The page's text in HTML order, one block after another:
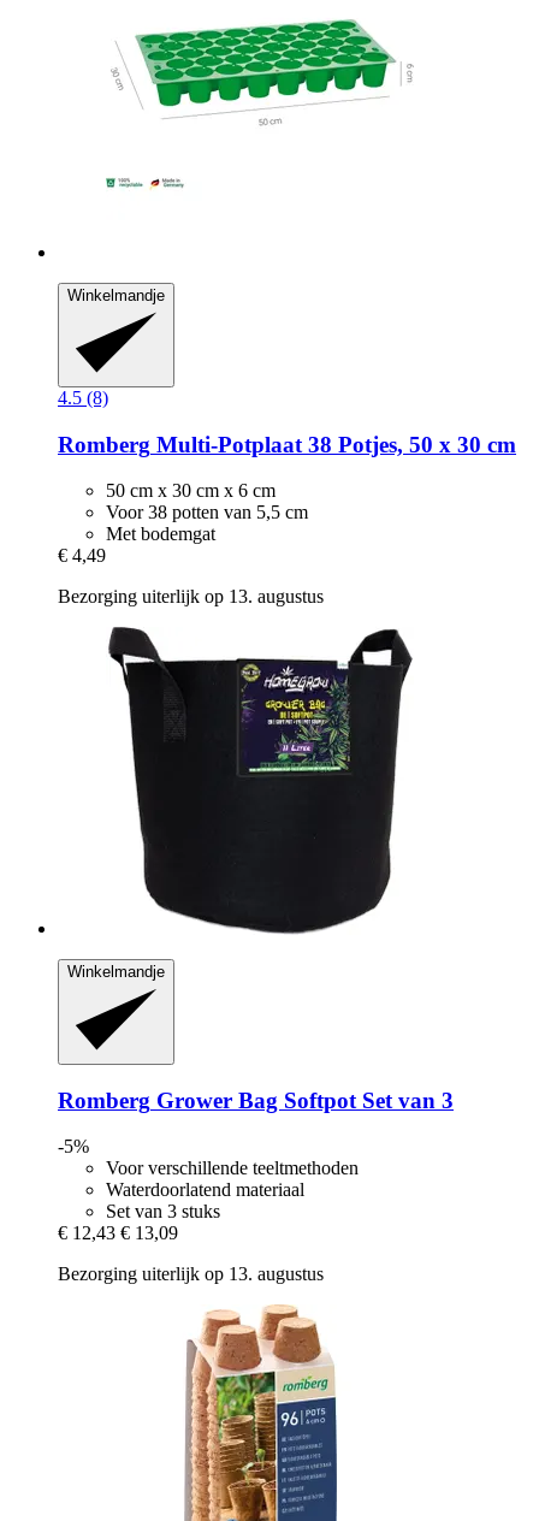
Winkelmandje
4.5 (8)
Romberg Multi-​Potplaat 38 Potjes, 50 x 30 cm
50 cm x 30 cm x 6 cm
Voor 38 potten van 5,5 cm
Met bodemgat
€ 4,49
Bezorging uiterlijk op 13. augustus
Winkelmandje
Romberg Grower Bag Softpot Set van 3
-5%
Voor verschillende teeltmethoden
Waterdoorlatend materiaal
Set van 3 stuks
€ 12,43 € 13,09
Bezorging uiterlijk op 13. augustus